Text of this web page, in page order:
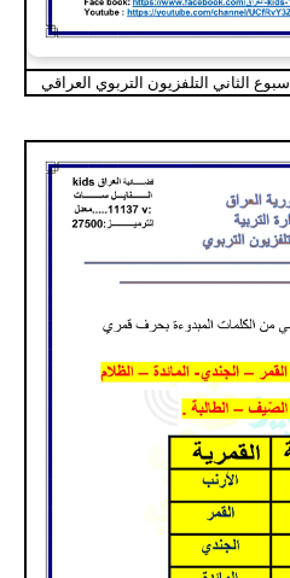
الثاني التلفزيون التربوي العراقي